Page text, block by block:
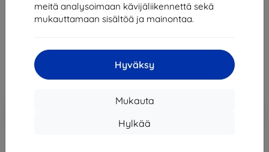
meitä analysoimaan kävijäliikennettä sekä
mukauttamaan sisältöä ja mainontaa.
Hyväksy
Mukauta
Hylkää
Kuvaus ja tekniset tiedot
9,81 €
Hinta ilman ALV:tä
Alennus kupongilla